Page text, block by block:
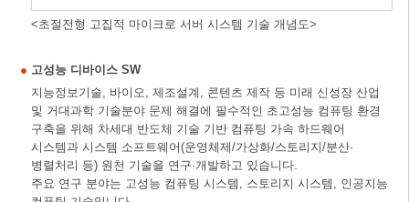
<초절전형 고집적 마이크로 서버 시스템 기술 개념도>
고성능 디바이스 SW
지능정보기술, 바이오, 제조설계, 콘텐츠 제작 등 미래 신성장 산업
및 거대과학 기술분야 문제 해결에 필수적인 초고성능 컴퓨팅 환경
구축을 위해 차세대 반도체 기술 기반 컴퓨팅 가속 하드웨어
시스템과 시스템 소프트웨어(운영체제/가상화/스토리지/분산·
병렬처리 등) 원천 기술을 연구·개발하고 있습니다.
주요 연구 분야는 고성능 컴퓨팅 시스템, 스토리지 시스템, 인공지능